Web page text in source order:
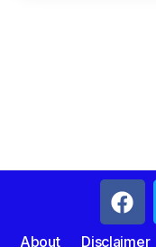
About Disclaimer